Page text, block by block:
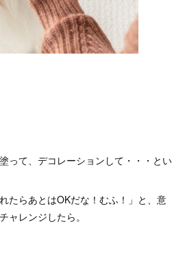
って、デコレーションして・・・とい
たらあとはOKだな！むふ！」と、意
ャレンジしたら。